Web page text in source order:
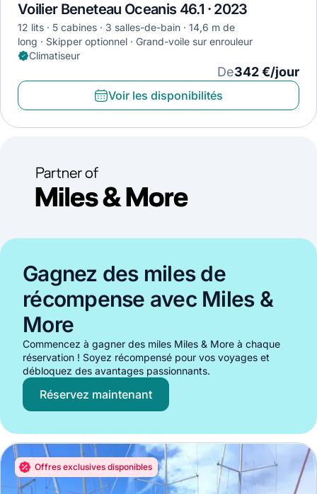
Voilier Beneteau Oceanis 46.1 · 2023
12 lits 5 cabines 3 salles-de-bain
14,6 m de
long
Skipper optionnel
Grand-voile sur enrouleur
Climatiseur
De342 €/jour
Voir les disponibilités
Gagnez des miles de
récompense avec Miles &
More
Commencez à gagner des miles Miles & More à chaque
réservation ! Soyez récompensé pour vos voyages et
débloquez des avantages passionnants.
Réservez maintenant
Offres exclusives disponibles